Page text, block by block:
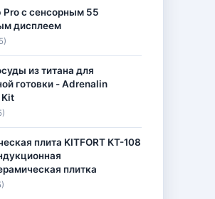
Pro с сенсорным 55
дисплеем
из титана для
готовки - Adrenalin
плита KITFORT КТ-108
плитка